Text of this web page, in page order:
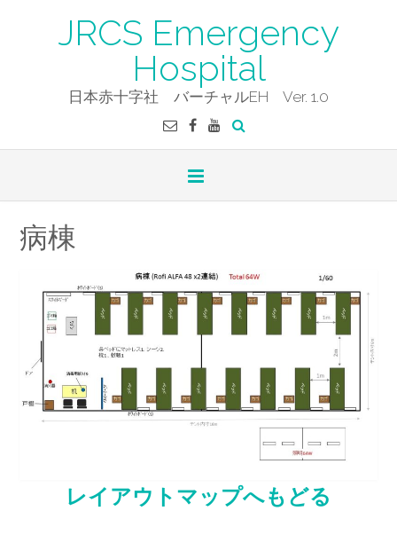
JRCS Emergency
Hospital
日本赤十字社 バーチャルEH Ver. 1.0
病棟
レイアウトマップへもどる